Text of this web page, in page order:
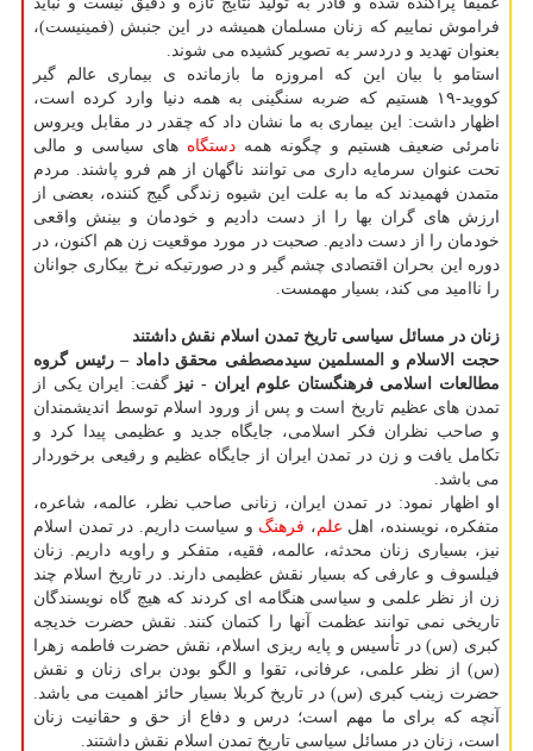
فراموش نماییم که زنان مسلمان همیشه در این جنبش (فمینیست)،
بعنوان تهدید و دردسر به تصویر کشیده می شوند.
استامو با بیان این که امروزه ما بازمانده ی بیماری عالم گیر
کووید-۱۹ هستیم که ضربه سنگینی به همه دنیا وارد کرده است،
اظهار داشت: این بیماری به ما نشان داد که چقدر در مقابل ویروس
نامرئی ضعیف هستیم و چگونه همه دستگاه های سیاسی و مالی
تحت عنوان سرمایه داری می توانند ناگهان از هم فرو پاشند. مردم
متمدن فهمیدند که ما به علت این شیوه زندگی گیج کننده، بعضی از
ارزش های گران بها را از دست دادیم و خودمان و بینش واقعی
خودمان را از دست دادیم. صحبت در مورد موقعیت زن هم اکنون، در
دوره این بحران اقتصادی چشم گیر و در صورتیکه نرخ بیکاری جوانان
را ناامید می کند، بسیار مهمست.
زنان در مسائل سیاسی تاریخ تمدن اسلام نقش داشتند
حجت الاسلام و المسلمین سیدمصطفی محقق داماد – رئیس گروه
مطالعات اسلامی فرهنگستان علوم ایران - نیزگفت: ایران یکی از
تمدن های عظیم تاریخ است و پس از ورود اسلام توسط اندیشمندان
و صاحب نظران فکر اسلامی، جایگاه جدید و عظیمی پیدا کرد و
تکامل یافت و زن در تمدن ایران از جایگاه عظیم و رفیعی برخوردار
می باشد.
او اظهار نمود: در تمدن ایران، زنانی صاحب نظر، عالمه، شاعره،
متفکره، نویسنده، اهل علم، فرهنگ و سیاست داریم. در تمدن اسلام
نیز، بسیاری زنان محدثه، عالمه، فقیه، متفکر و راویه داریم. زنان
فیلسوف و عارفی که بسیار نقش عظیمی دارند. در تاریخ اسلام چند
زن از نظر علمی و سیاسی هنگامه ای کردند که هیچ گاه نویسندگان
تاریخی نمی توانند عظمت آنها را کتمان کنند. نقش حضرت خدیجه
کبری (س) در تأسیس و پایه ریزی اسلام، نقش حضرت فاطمه زهرا
(س) از نظر علمی، عرفانی، تقوا و الگو بودن برای زنان و نقش
حضرت زینب کبری (س) در تاریخ کربلا بسیار حائز اهمیت می باشد.
آنچه که برای ما مهم است؛ درس و دفاع از حق و حقانیت زنان
است، زنان در مسائل سیاسی تاریخ تمدن اسلام نقش داشتند.